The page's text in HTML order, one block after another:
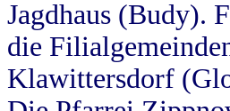
Jagdhaus (Budy).
die
Klawittersdorf